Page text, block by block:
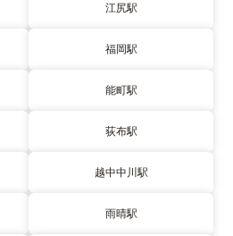
江尻駅
福岡駅
能町駅
荻布駅
越中中川駅
雨晴駅